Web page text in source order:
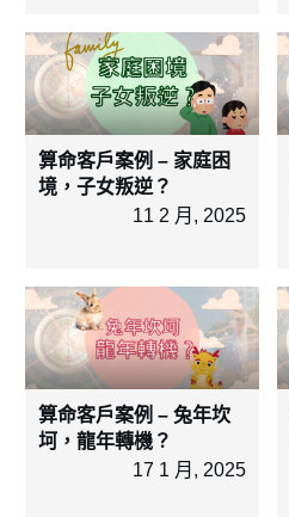
算命客戶案例 – 家庭困
境，子女叛逆？
11 2 月, 2025
算命客戶案例 – 兔年坎
坷，龍年轉機？
17 1 月, 2025